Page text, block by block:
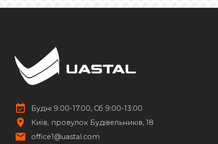
Будні 9.00-17.00, Сб 9:00-13:00
Київ
провулок Будівельників, 18
office1@uastal.com